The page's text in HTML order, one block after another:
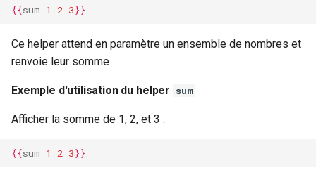
{{sum 1 2 3}}
Ce helper attend en paramètre un ensemble de nombres et
renvoie leur somme
Exemple d'utilisation du helper sum
Afficher la somme de 1, 2, et 3 :
{{sum 1 2 3}}